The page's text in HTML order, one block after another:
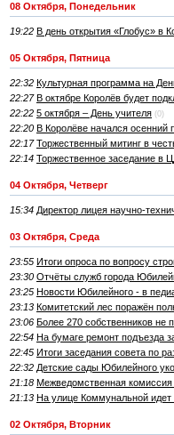
08 Октября, Понедельник
19:22 В день открытия «Глобус» в
05 Октября, Пятница
22:32 Культурная программа на
22:27 В октябре Королёв будет
22:22 5 октября – День учителя (0)
22:20 В Королёве начался осенний
22:17 Торжественный митинг в
22:14 Торжественное заседание в
04 Октября, Четверг
15:34 Директор лицея научно-
03 Октября, Среда
23:55 Итоги опроса по вопросу
23:30 Отчёты служб города
23:25 Новости Юбилейного - в
23:13 Комитетский лес поражён
23:06 Более 270 собственников не
22:54 На бумаге ремонт подъезда
22:45 Итоги заседания совета по
22:32 Детские сады Юбилейного
21:18 Межведомственная комиссия
21:13 На улице Коммунальной идет
02 Октября, Вторник